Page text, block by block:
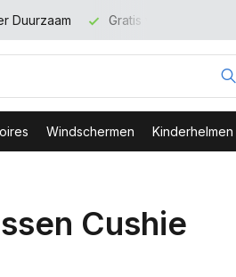
Duurzaam Gratis verzending
Windschermen Kinderhelmen
Cushie